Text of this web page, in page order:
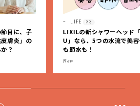
目に、子
膚炎」の
？
LIFE PR
LIXILの新シャワーヘッド
U」なら、5つの水流で美
も節水も！
New